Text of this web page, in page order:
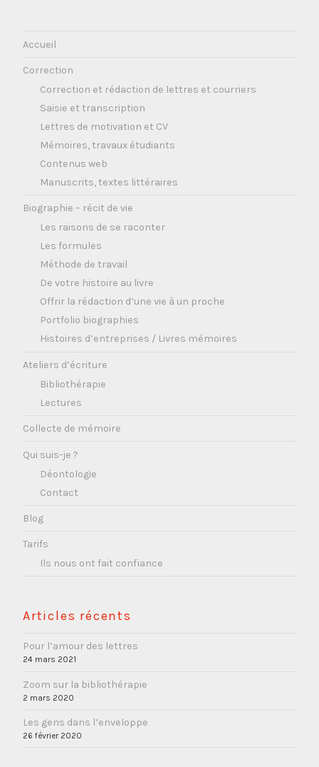
Accueil
Correction
Correction et rédaction de lettres et courriers
Saisie et transcription
Lettres de motivation et CV
Mémoires, travaux étudiants
Contenus web
Manuscrits, textes littéraires
Biographie – récit de vie
Les raisons de se raconter
Les formules
Méthode de travail
De votre histoire au livre
Offrir la rédaction d’une vie à un proche
Portfolio biographies
Histoires d’entreprises / Livres mémoires
Ateliers d’écriture
Bibliothérapie
Lectures
Collecte de mémoire
Qui suis-je ?
Déontologie
Contact
Blog
Tarifs
Ils nous ont fait confiance
Articles récents
Pour l’amour des lettres
24 mars 2021
Zoom sur la bibliothérapie
2 mars 2020
Les gens dans l’enveloppe
26 février 2020